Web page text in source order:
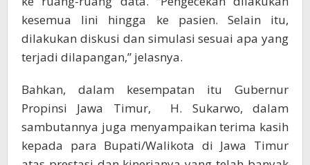
kesemua lini hingga ke pasien. Selain itu,
dilakukan diskusi dan simulasi sesuai apa yang
terjadi dilapangan,” jelasnya.
Bahkan, dalam kesempatan itu Gubernur
Propinsi Jawa Timur, H. Sukarwo, dalam
sambutannya juga menyampaikan terima kasih
kepada para Bupati/Walikota di Jawa Timur